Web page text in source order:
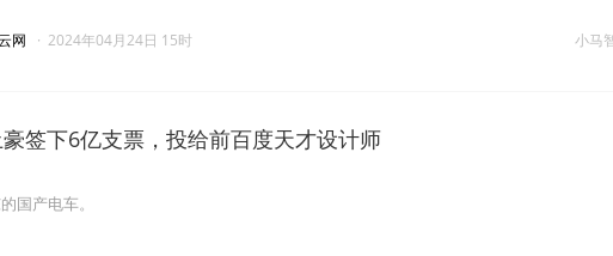
小马
网 · 2024年04月24日 15时
签下6亿支票，投给前百度天才设计师
国产电车。